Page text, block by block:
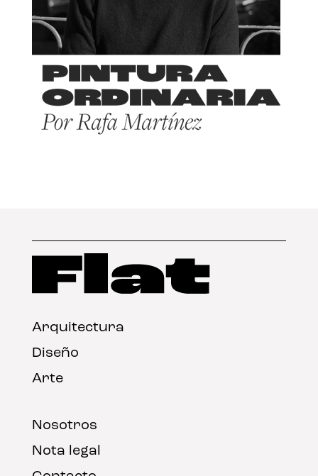
Arquitectura
Diseño
Arte
Nosotros
Nota legal